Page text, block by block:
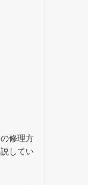
修理方
してい